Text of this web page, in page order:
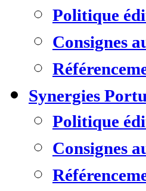
Politique
Consignes
Synergies
Politique
Consignes